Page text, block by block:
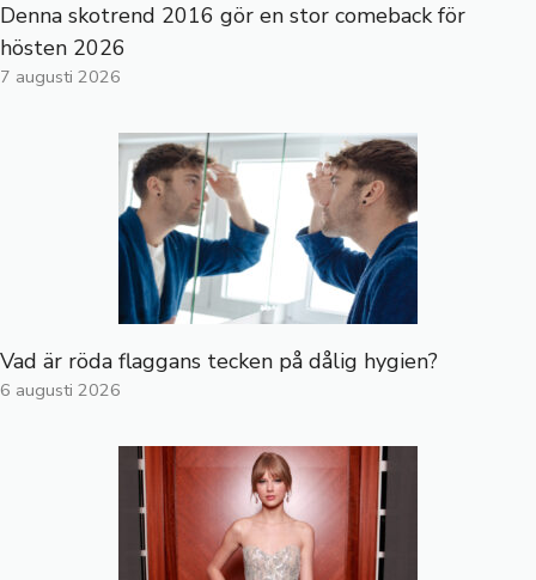
Denna skotrend 2016 gör en stor comeback för
hösten 2026
7 augusti 2026
Vad är röda flaggans tecken på dålig hygien?
6 augusti 2026